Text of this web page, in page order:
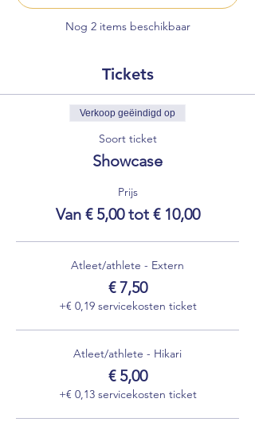
Nog 2 items beschikbaar
Tickets
Verkoop geëindigd op
Soort ticket
Showcase
Prijs
Van € 5,00 tot € 10,00
Atleet/athlete - Extern
€ 7,50
+€ 0,19 servicekosten ticket
Atleet/athlete - Hikari
€ 5,00
+€ 0,13 servicekosten ticket